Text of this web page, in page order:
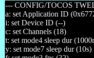
--- CONFIG/TOCOS
a: set Application ID
i: set Device ID (--)
c: set Channels (18)
t: set mode4 sleep dur
y: set mode7 sleep dur (10s)